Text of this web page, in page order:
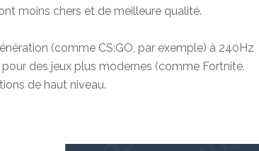
moins chers et de meilleure qualité.
(comme CS:GO, par exemple) à 240Hz
des jeux plus modernes (comme Fortnite,
de haut niveau.